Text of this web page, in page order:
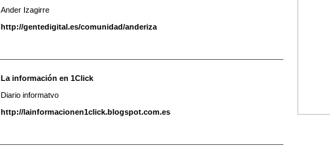
Ander Izagirre
http://gentedigital.es/comunidad/anderiza
La información en 1Click
Diario informatvo
http://lainformacionen1click.blogspot.com.es